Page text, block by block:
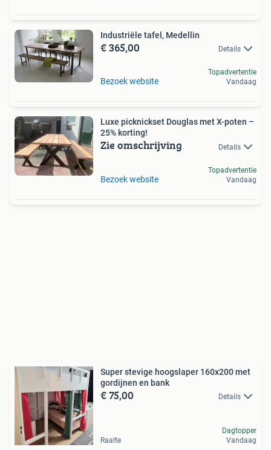
Industriële tafel, Medellin
€ 365,00 Details
Bezoek website
Topadvertentie
Vandaag
Luxe picknickset Douglas met X-poten –
25% korting!
Zie omschrijving Details
Bezoek website
Topadvertentie
Vandaag
Super stevige hoogslaper 160x200 met
gordijnen en bank
€ 75,00 Details
Raalte
Dagtopper
Vandaag